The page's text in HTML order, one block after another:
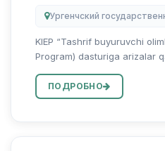
Ургенчский
KIEP “Tashrif buyuruvchi
Program) dasturiga arizalar
instituti (KIEP) 2026-yil
qiladi...
ПОДРОБНО